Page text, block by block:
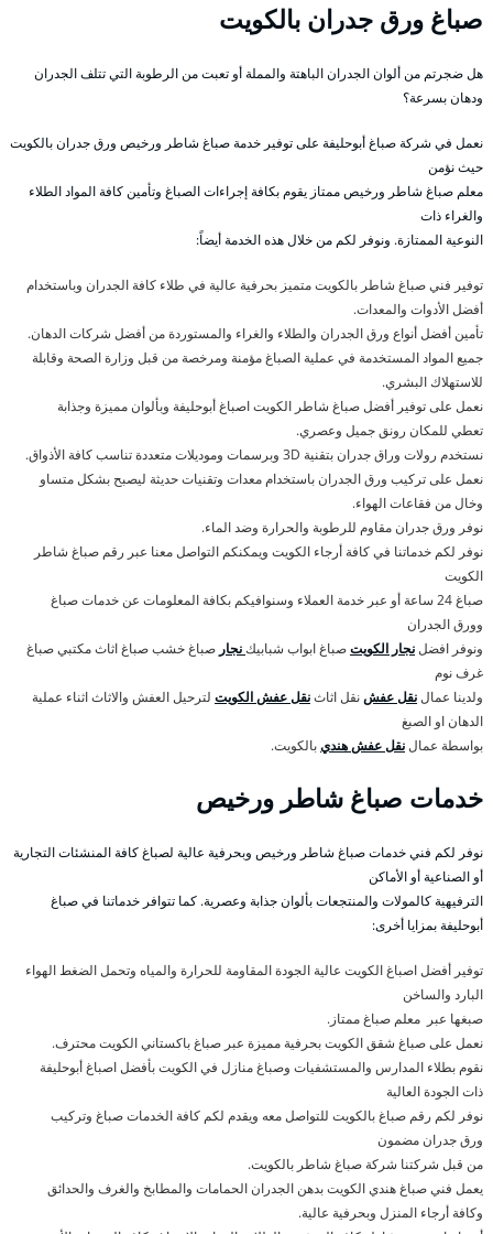
صباغ ورق جدران بالكويت
هل ضجرتم من ألوان الجدران الباهتة والمملة أو تعبت من الرطوبة التي تتلف الجدران
ودهان بسرعة؟
نعمل في شركة صباغ أبوحليفة على توفير خدمة صباغ شاطر ورخيص ورق جدران بالكويت
حيث نؤمن
معلم صباغ شاطر ورخيص ممتاز يقوم بكافة إجراءات الصباغ وتأمين كافة المواد الطلاء
والغراء ذات
النوعية الممتازة. ونوفر لكم من خلال هذه الخدمة أيضاً:
توفير فني صباغ شاطر بالكويت متميز بحرفية عالية في طلاء كافة الجدران وباستخدام
أفضل الأدوات والمعدات.
تأمين أفضل أنواع ورق الجدران والطلاء والغراء والمستوردة من أفضل شركات الدهان.
جميع المواد المستخدمة في عملية الصباغ مؤمنة ومرخصة من قبل وزارة الصحة وقابلة
للاستهلاك البشري.
نعمل على توفير أفضل صباغ شاطر الكويت اصباغ أبوحليفة وبألوان مميزة وجذابة
تعطي للمكان رونق جميل وعصري.
نستخدم رولات وراق جدران بتقنية 3D وبرسمات وموديلات متعددة تناسب كافة الأذواق.
نعمل على تركيب ورق الجدران باستخدام معدات وتقنيات حديثة ليصبح بشكل متساو
وخال من فقاعات الهواء.
نوفر ورق جدران مقاوم للرطوبة والحرارة وضد الماء.
نوفر لكم خدماتنا في كافة أرجاء الكويت ويمكنكم التواصل معنا عبر رقم صباغ شاطر
الكويت
صباغ 24 ساعة أو عبر خدمة العملاء وسنوافيكم بكافة المعلومات عن خدمات صباغ
وورق الجدران
ونوفر افضلنجار الكويتصباغ ابواب شبابيكنجار صباغ خشب صباغ اثاث مكتبي صباغ
غرف نوم
ولدينا عمالنقل عفشنقل اثاثنقل عفش الكويت لترحيل العفش والاثاث اثناء عملية
الدهان او الصبغ
بواسطة عمالنقل عفش هنديبالكويت.
خدمات صباغ شاطر ورخيص
نوفر لكم فني خدمات صباغ شاطر ورخيص وبحرفية عالية لصباغ كافة المنشئات التجارية
أو الصناعية أو الأماكن
الترفيهية كالمولات والمنتجعات بألوان جذابة وعصرية. كما تتوافر خدماتنا في صباغ
أبوحليفة بمزايا أخرى:
توفير أفضل اصباغ الكويت عالية الجودة المقاومة للحرارة والمياه وتحمل الضغط الهواء
البارد والساخن
صبغها عبر معلم صباغ ممتاز.
نعمل على صباغ شقق الكويت بحرفية مميزة عبر صباغ باكستاني الكويت محترف.
نقوم بطلاء المدارس والمستشفيات وصباغ منازل في الكويت بأفضل اصباغ أبوحليفة
ذات الجودة العالية
نوفر لكم رقم صباغ بالكويت للتواصل معه ويقدم لكم كافة الخدمات صباغ وتركيب
ورق جدران مضمون
من قبل شركتنا شركة صباغ شاطر بالكويت.
يعمل فني صباغ هندي الكويت بدهن الجدران الحمامات والمطابخ والغرف والحدائق
وكافة أرجاء المنزل وبحرفية عالية.